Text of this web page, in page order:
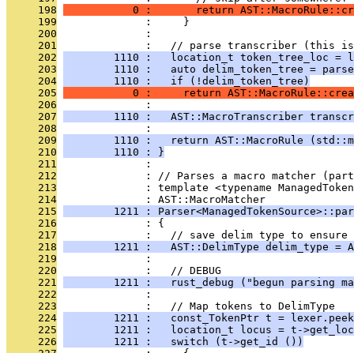
     198
0 :       return
     199
              :     }
     200
              :
     201
:   // parse transcriber (this
     202
1110 :   location_t token_tree_loc =
     203
1110 :   auto delim_token_tree =
     204
        1110 :   if (!delim_token_tree)
     205
0 :     return
     206
              :
     207
1110 :   AST::MacroTranscriber
     208
              :
     209
1110 :   return AST::MacroRule
     210
        1110 : }
     211
              :
     212
: // Parses a macro matcher
     213
: template <typename
     214
              : AST::MacroMatcher
     215
1211 :
     216
              : {
     217
:   // save delim type to ensure
     218
1211 :   AST::DelimType delim_type =
     219
              :
     220
              :   // DEBUG
     221
1211 :   rust_debug ("begun parsing
     222
              :
     223
              :   // Map tokens to DelimType
     224
1211 :   const_TokenPtr t =
     225
1211 :   location_t locus = t-
     226
        1211 :   switch (t->get_id ())